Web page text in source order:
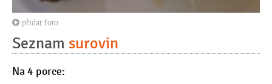
přidat foto
Seznam surovin
Na 4 porce: